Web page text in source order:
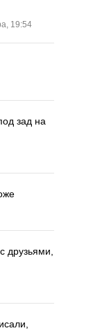
19:54
зад на
друзьями,